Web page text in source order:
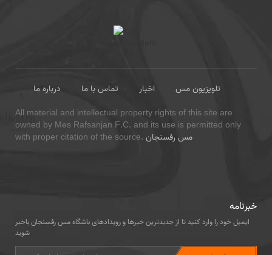
درباره ما تماس با ما اخبار
تلویزیون مس
All material and intellectual property rights of this site are
owned by Mes Rafsanjan F.C. and its use is permitted only
with proper citation of the source. مس رفسنجان
خبرنامه
ایمیل خود را وارد کنید تا از جدیدترین خبرها و رویدادهای باشگاه مس رفسنجان باخبر
شوید